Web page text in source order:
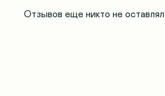
Отзывов еще никто не оставлял